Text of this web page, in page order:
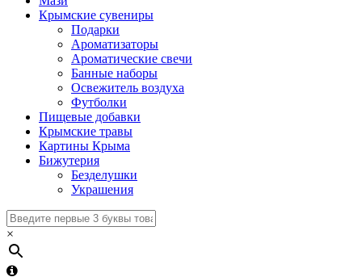
Крымские сувениры
Подарки
Ароматизаторы
Ароматические свечи
Банные наборы
Освежитель воздуха
Футболки
Пищевые добавки
Крымские травы
Картины Крыма
Бижутерия
Безделушки
Украшения
×